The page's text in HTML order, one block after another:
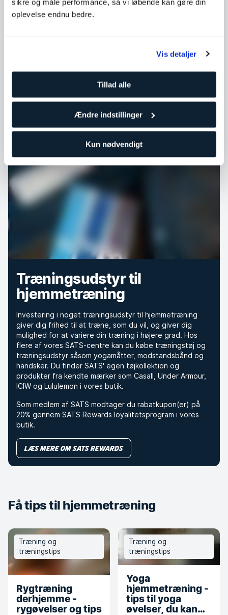
sikre og måle performance, så vi løbende kan gøre din
oplevelse endnu bedre.
Vis detaljer
Tillad alle
Ændre indstillinger
Kun nødvendigt
Træningsudstyr til
hjemmetræning
Investering i noget træningsudstyr til hjemmetræning
giver dig frihed til at træne, som du vil, og giver dig
mulighed for at variere din træning i højere grad. Hos
flere af vores SATS-centre kan du købe træningstøj og
træningsudstyr såsom yogamåtter, modstandsbånd og
handsker. Du finder SATS' egen tøjkollektion og
produkter fra kendte mærker som Casall, Under Armour,
ICIW og Lululemon i vores butik.
Som medlem af SATS modtager du rabatkupon(er) på
20% gennem SATS Rewards loyalitetsprogram i vores
butik.
Læs mere om SATS Rewards
Få tips til hjemmetræning
Træning og
træningstips
Rygtræning
derhjemme -
rygøvelser og tips
Træning og
træningstips
Yoga
hjemmetræning -
tips til yoga
øvelser, du kan